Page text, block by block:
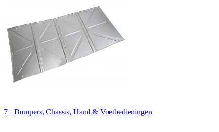
7 - Bumpers, Chassis, Hand & Voetbedieningen